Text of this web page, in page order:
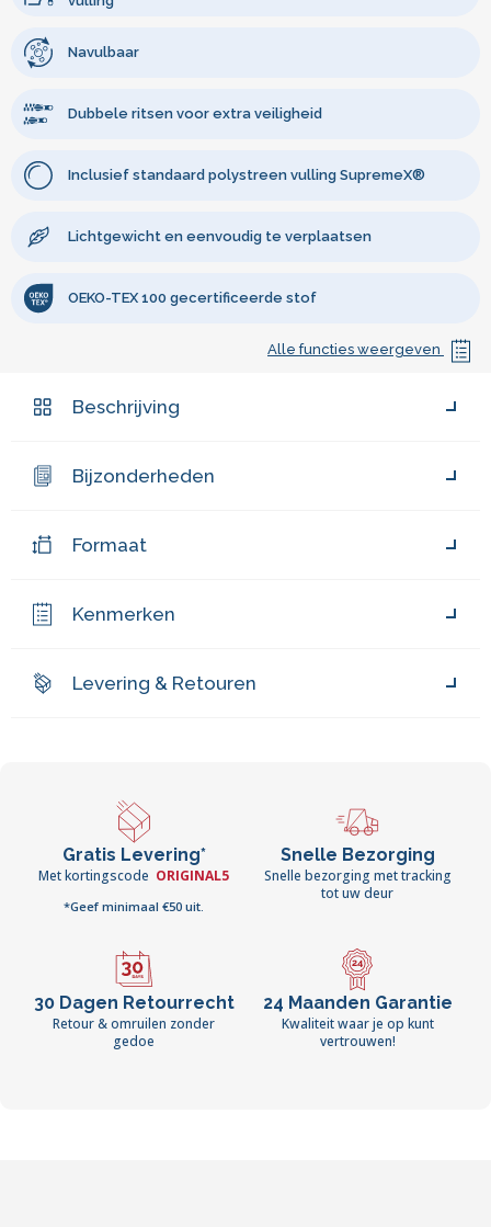
Navulbaar
Dubbele ritsen voor extra veiligheid
Inclusief standaard polystreen vulling SupremeX®
Lichtgewicht en eenvoudig te verplaatsen
OEKO-TEX 100 gecertificeerde stof
Alle functies weergeven
Beschrijving
Bijzonderheden
Formaat
Kenmerken
Levering & Retouren
Gratis Levering*
Met kortingscode ORIGINAL5
*Geef minimaal €50 uit.
Snelle Bezorging
Snelle bezorging met tracking
tot uw deur
30 Dagen Retourrecht
Retour & omruilen zonder
gedoe
24 Maanden Garantie
Kwaliteit waar je op kunt
vertrouwen!